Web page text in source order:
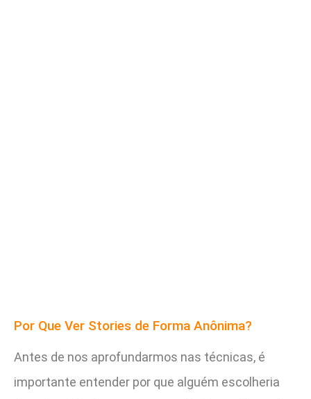
Por Que Ver Stories de Forma Anônima?
Antes de nos aprofundarmos nas técnicas, é
importante entender por que alguém escolheria